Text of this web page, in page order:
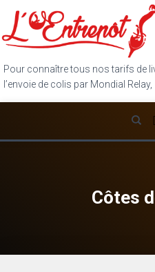
Pour connaître tous nos tarifs de
l’envoie de colis par Mondial Relay,
Côtes